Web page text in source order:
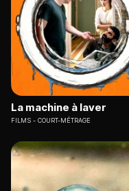
La machine à laver
FILMS COURT-MÉTRAGE